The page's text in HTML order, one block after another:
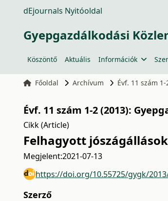
dEjournals Nyitóoldal
Gyepgazdálkodási
Köszöntő Aktuális Információk
Főoldal Archívum Évf. 11 szám
Évf. 11 szám 1-2 (2013):
Cikk (Article)
Felhagyott
Megjelent:2021-07-13
https://doi.org/10.55725/gygk/
Szerző